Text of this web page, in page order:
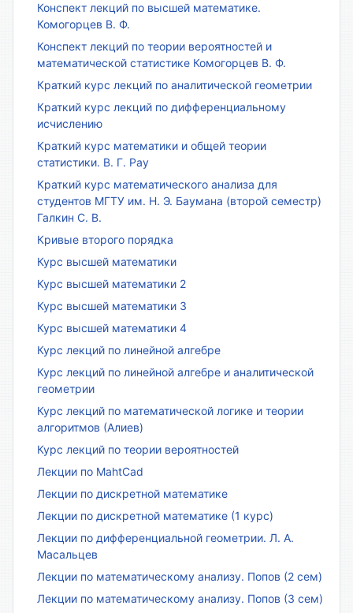
Конспект лекций по высшей математике.
Комогорцев В. Ф.
Конспект лекций по теории вероятностей и
математической статистике Комогорцев В. Ф.
Краткий курс лекций по аналитической геометрии
Краткий курс лекций по дифференциальному
исчислению
Краткий курс математики и общей теории
статистики. В. Г. Рау
Краткий курс математического анализа для
студентов МГТУ им. Н. Э. Баумана (второй семестр)
Галкин С. В.
Кривые второго порядка
Курс высшей математики
Курс высшей математики 2
Курс высшей математики 3
Курс высшей математики 4
Курс лекций по линейной алгебре
Курс лекций по линейной алгебре и аналитической
геометрии
Курс лекций по математической логике и теории
алгоритмов (Алиев)
Курс лекций по теории вероятностей
Лекции по MahtCad
Лекции по дискретной математике
Лекции по дискретной математике (1 курс)
Лекции по дифференциальной геометрии. Л. А.
Масальцев
Лекции по математическому анализу. Попов (2 сем)
Лекции по математическому анализу. Попов (3 сем)